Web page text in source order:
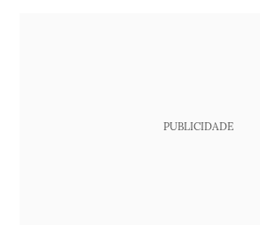
PUBLICIDADE